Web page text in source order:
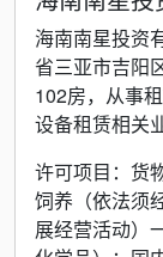
海南南星投资
省三亚市吉阳
102房，从事
设备租赁相关
许可项目：货
饲养（依法须
展经营活动）